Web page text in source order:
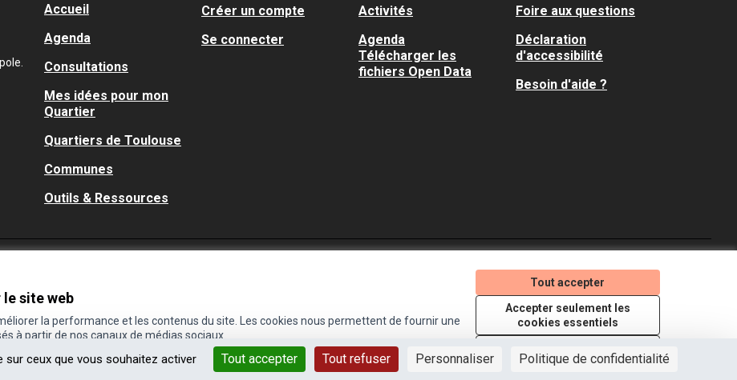
ceux que vous souhaitez activer Tout accepter Tout refuser Personnaliser Politique de confidentialité
site web
la performance et les contenus du site. Les cookies nous permettent de fournir une
à partir de nos canaux de médias sociaux.
Tout accepter
Accepter seulement les
cookies essentiels
Accueil
Agenda
Consultations
Mes idées pour mon
Quartier
Quartiers de Toulouse
Communes
Outils & Ressources
Créer un compte
Se connecter
Activités
Agenda
Télécharger les
fichiers Open Data
Foire aux questions
Déclaration
d'accessibilité
Besoin d'aide ?
(Lien externe)
(Lien externe)
(Lien externe)
Licence Creative
(Lien externe)